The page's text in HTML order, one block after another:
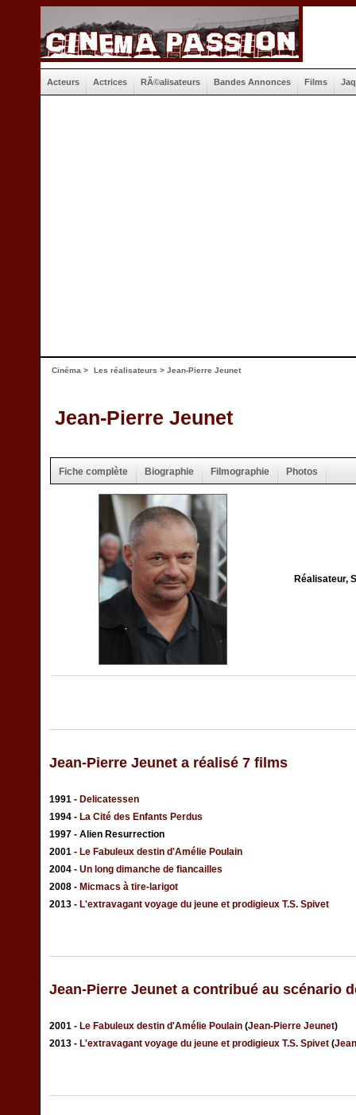
Acteurs Actrices RÃ©alisateurs Bandes Annonces Films
Cinéma > Les réalisateurs > Jean-Pierre Jeunet
Jean-Pierre Jeunet
Fiche complète Biographie Filmographie Photos
Réalisateur,
Jean-Pierre Jeunet a réalisé 7 films
1991 - Delicatessen
1994 - La Cité des Enfants Perdus
1997 - Alien Resurrection
2001 - Le Fabuleux destin d'Amélie Poulain
2004 - Un long dimanche de fiancailles
2008 - Micmacs à tire-larigot
2013 - L'extravagant voyage du jeune et prodigieux T.S. Spivet
Jean-Pierre Jeunet a contribué au scénario
2001 - Le Fabuleux destin d'Amélie Poulain (Jean-Pierre Jeunet)
2013 - L'extravagant voyage du jeune et prodigieux T.S. Spivet (